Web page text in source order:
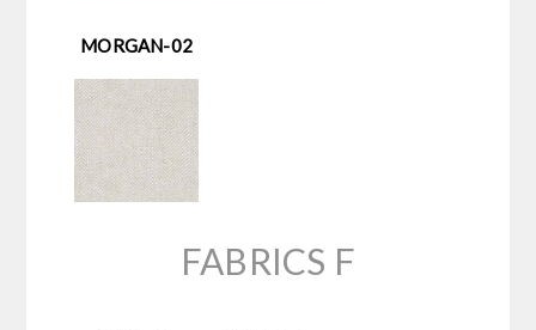
MORGAN-02
FABRICS F